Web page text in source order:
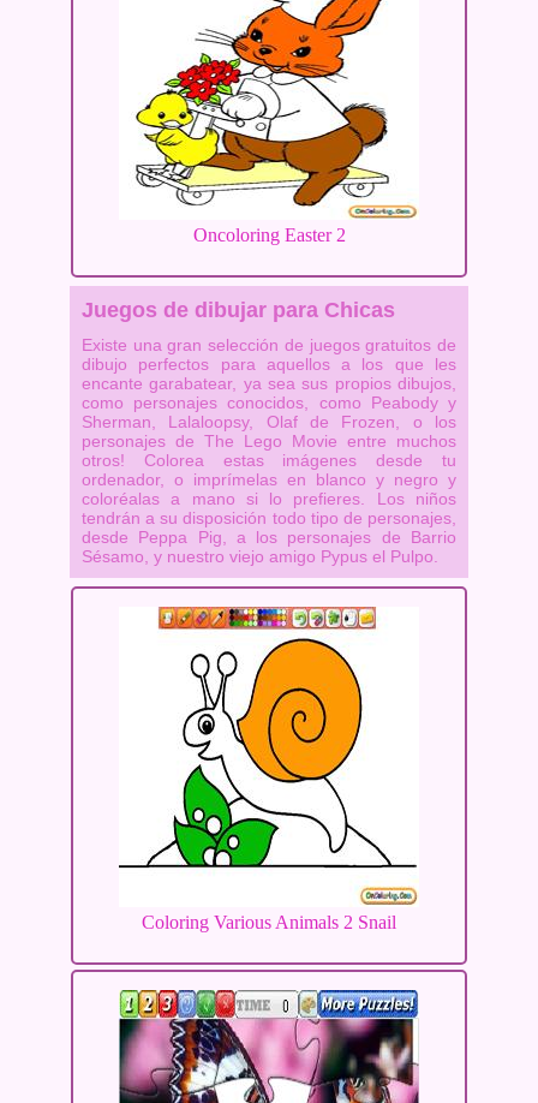
Oncoloring Easter 2
Juegos de dibujar para Chicas
Existe una gran selección de juegos gratuitos de
dibujo perfectos para aquellos a los que les
encante garabatear, ya sea sus propios dibujos,
como personajes conocidos, como Peabody y
Sherman, Lalaloopsy, Olaf de Frozen, o los
personajes de The Lego Movie entre muchos
otros! Colorea estas imágenes desde tu
ordenador, o imprímelas en blanco y negro y
coloréalas a mano si lo prefieres. Los niños
tendrán a su disposición todo tipo de personajes,
desde Peppa Pig, a los personajes de Barrio
Sésamo, y nuestro viejo amigo Pypus el Pulpo.
Coloring Various Animals 2 Snail